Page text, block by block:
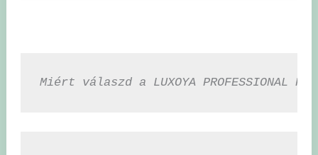
Miért válaszd a LUXOYA PROFESSIONAL